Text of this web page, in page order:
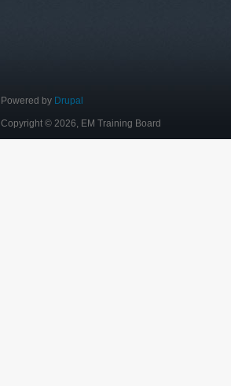
Powered by Drupal
Copyright © 2026, EM Training Board